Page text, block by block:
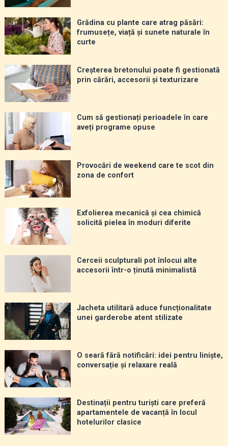
Grădina cu plante care atrag păsări:
frumusețe, viață și sunete naturale în
curte
Creșterea bretonului poate fi gestionată
prin cărări, accesorii și texturizare
Cum să gestionați perioadele în care
aveți programe opuse
Provocări de weekend care te scot din
zona de confort
Exfolierea mecanică și cea chimică
solicită pielea în moduri diferite
Cerceii sculpturali pot înlocui alte
accesorii într-o ținută minimalistă
Jacheta utilitară aduce funcționalitate
unei garderobe atent stilizate
O seară fără notificări: idei pentru liniște,
conversație și relaxare reală
Destinații pentru turiști care preferă
apartamentele de vacanță în locul
hotelurilor clasice